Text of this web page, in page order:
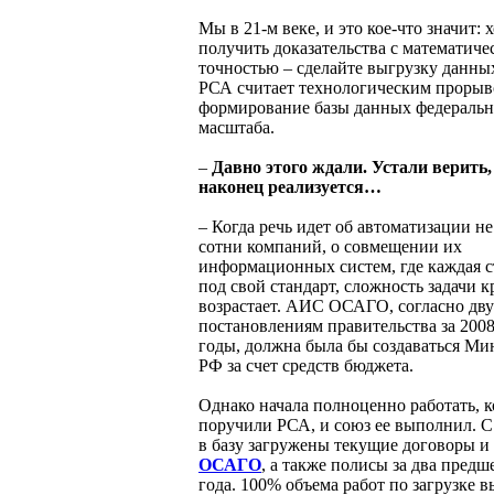
Мы в 21-м веке, и это кое-что значит:
получить доказательства с
точностью – сделайте выгрузку
РСА считает технологическим
формирование базы данных
масштаба.
– Давно этого ждали. Устали
наконец реализуется…
– Когда речь идет об автоматизации
сотни компаний, о совмещении их
информационных систем, где каждая
под свой стандарт, сложность задачи
возрастает. АИС ОСАГО, согласно
постановлениям правительства за
годы, должна была бы создаваться
РФ за счет средств бюджета.
Однако начала полноценно работать,
поручили РСА, и союз ее выполнил. С
в базу загружены текущие договоры
ОСАГО, а также полисы за два
года. 100% объема работ по загрузке